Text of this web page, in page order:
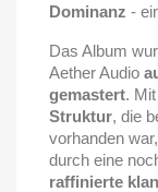
Dominanz -
Das Album
Aether Audio
gemastert.
Struktur, die
vorhanden war,
durch eine
raffinierte